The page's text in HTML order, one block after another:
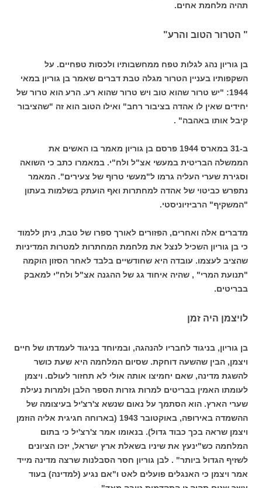
תהיה מלחמת אחים.
" הטרור הטוב והרע"
בן גוריון נהג לגלות טפח ממחשבותיו ולכסות טפחיים. על
השקפותיו בעניין הטרור מגלה טבת דברים שאמר בן גוריון במאי
1944: "יש טרור שהוא טוב ויש טרור שהוא רע. הרע הוא טרור של
יחידים שאין לו אהדה בציבור רחב" ואילו הטוב הוא זה "שהציבור
קיבל אותו באהבה" .
ב-31 במארס 1944 פרסם בן גוריון מאמר בו האשים את
הממשלה הבריטית במעשי אצ"ל ולח"י. במאמרו כתב כי השואה
וסגירת שערי העליה גרמו ל"מעשי טרוף של צעירים". המאמר
נתפרש כביטוי של אהדה למחתרות ואף הועתק בשלמות בעתון
"המשקיף" הרביזיוניסטי.
מדברים אלה ואחרים, הפזורים לאורך ספרו של טבת, ניתן ללמוד
כי בן גוריון השכיל לנצל את מלחמת המחתרות למטרות המדיניות
שהציב לעצמו. עובדה היא שחודשיים בלבד לאחר הסזון הוקמה
"תנועת המרי" , שהיה איחוד גג של ההגנה אצ"ל ולח"י למאבק
בבריטים.
לויצמן היה זמן
בן גוריון, בניגוד לחבריו להנהגה, ובמיוחד בניגוד לעמדתו של חיים
ויצמן, הבין שהשעה דוחקת. שסיום המלחמה היא שעת כושר
להשגת מדינה, שאם יחמיצו אותה אולי לא תחזור לעולם. ויצמן
לעומתו האמין בבריטים למרות גזרות הספר הלבן ולמרות נעילת
שערי הארץ. הוא הסתמך על נאום שנשא צ'רצ'יל בעיצומה של
ההשמדה באירופה, באוקטובר 1943 (בארוחה חגיגית אליה הוזמן
ויצמן שראה בכך כבוד גדול). בנאומו אמר צ'רצ'יל כי בתום
המלחמה כש"ינעץ את שיניו בשאלת ארץ ישראל, יזכו הציונים
לשזיף הגדול ביותר" . לבן גוריון חסר הסבלנות שרצה מדינה מייד
אמר ויצמן כי האנגלים פועלים לאט ו"אם נגיע (למדינה) בעוד